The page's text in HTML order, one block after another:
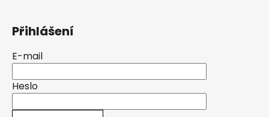
Přihlášení
E-mail
Heslo